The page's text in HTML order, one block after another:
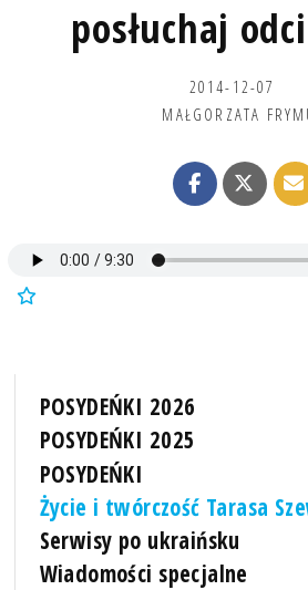
posłuchaj
2014-12-07
MAŁGORZATA
POSYDEŃKI 2026
POSYDEŃKI 2025
POSYDEŃKI
Życie i twórczość Tarasa
Serwisy po ukraińsku
Wiadomości specjalne